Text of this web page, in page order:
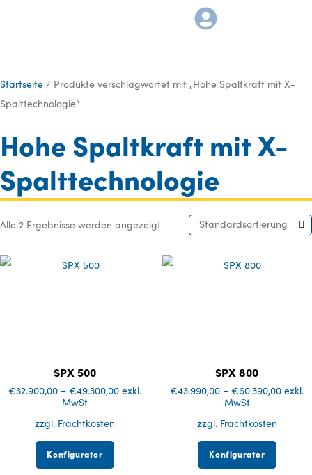
Startseite / Produkte verschlagwortet mit „Hohe Spaltkraft mit X-
Spalttechnologie“
Hohe Spaltkraft mit X-
Spalttechnologie
Alle 2 Ergebnisse werden angezeigt Standardsortierung
SPX 500
€32.900,00 –€49.300,00 exkl.
MwSt
zzgl. Frachtkosten
Konfigurator
SPX 800
€43.990,00 –€60.390,00 exkl.
MwSt
zzgl. Frachtkosten
Konfigurator